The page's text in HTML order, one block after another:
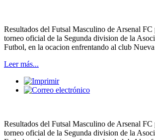
Resultados del Futsal Masculino de Arsenal FC
torneo oficial de la Segunda division de la
Futbol, en la ocacion enfrentando al club
Leer más...
Resultados del Futsal Masculino de Arsenal FC
torneo oficial de la Segunda division de la